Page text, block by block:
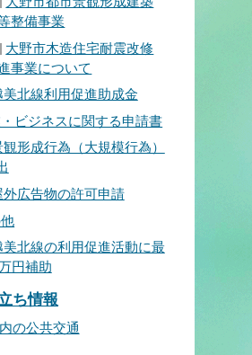
整備事業
大野市木造住宅耐震改修
事業について
美北線利用促進助成金
ビジネスに関する申請書
観形成行為（大規模行為）
外広告物の許可申請
美北線の利用促進活動に最
円補助
ち情報
の公共交通